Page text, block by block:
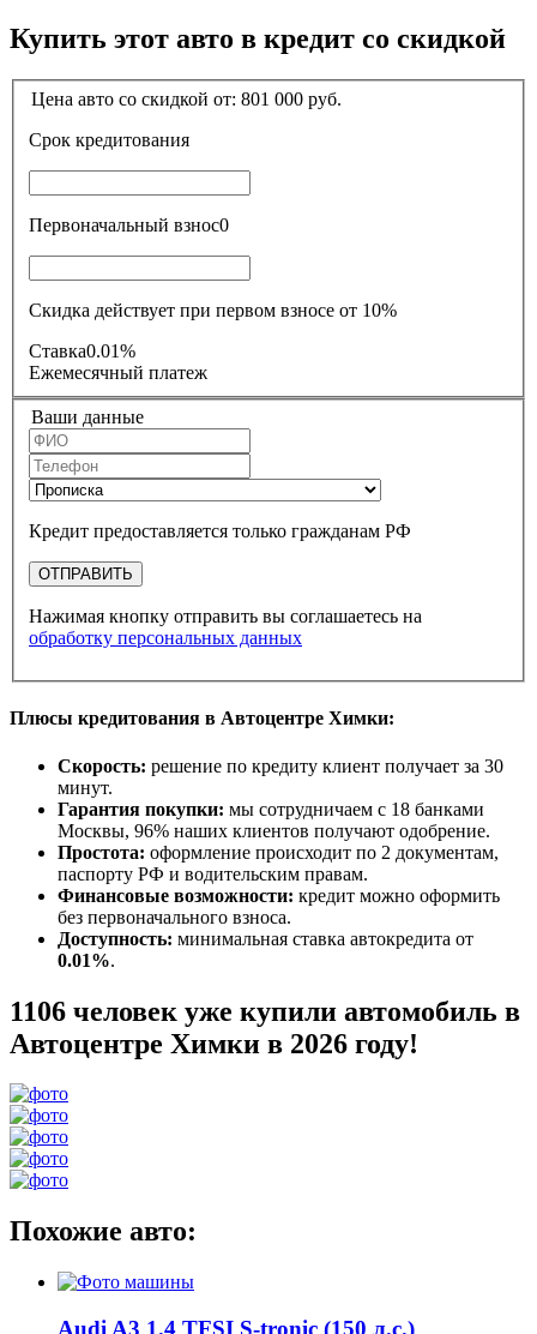
Купить этот авто в кредит со скидкой
Цена авто со скидкой от: 801 000 руб.
Срок кредитования
Первоначальный взнос0
Скидка действует при первом взносе от 10%
Ставка0.01%
Ежемесячный платеж
Ваши данные
Кредит предоставляется только гражданам РФ
ОТПРАВИТЬ
Нажимая кнопку отправить вы соглашаетесь на
обработку персональных данных
Плюсы кредитования в Автоцентре Химки:
Скорость: решение по кредиту клиент получает за 30
минут.
Гарантия покупки: мы сотрудничаем с 18 банками
Москвы, 96% наших клиентов получают одобрение.
Простота: оформление происходит по 2 документам,
паспорту РФ и водительским правам.
Финансовые возможности: кредит можно оформить
без первоначального взноса.
Доступность: минимальная ставка автокредита от
0.01%.
1106 человек уже купили автомобиль в
Автоцентре Химки в 2026 году!
Похожие авто:
Audi A3 1.4 TFSI S-tronic (150 л.с.)